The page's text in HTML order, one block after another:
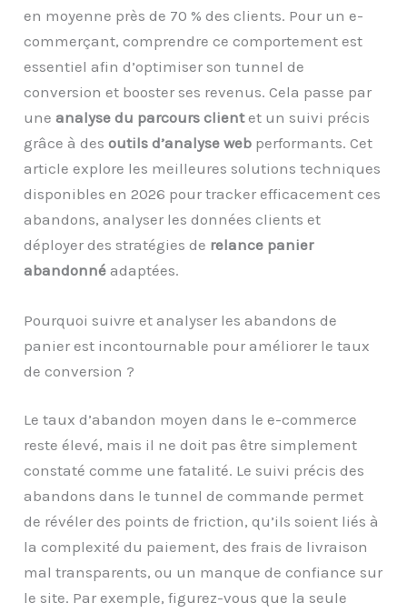
en moyenne près de 70 % des clients. Pour un e-
commerçant, comprendre ce comportement est
essentiel afin d’optimiser son tunnel de
conversion et booster ses revenus. Cela passe par
uneanalyse du parcours clientet un suivi précis
grâce à desoutils d’analyse web performants. Cet
article explore les meilleures solutions techniques
disponibles en 2026 pour tracker efficacement ces
abandons, analyser les données clients et
déployer des stratégies de relance panier
abandonné adaptées.
Pourquoi suivre et analyser les abandons de
panier est incontournable pour améliorer le taux
de conversion ?
Le taux d’abandon moyen dans le e-commerce
reste élevé, mais il ne doit pas être simplement
constaté comme une fatalité. Le suivi précis des
abandons dans le tunnel de commande permet
de révéler des points de friction, qu’ils soient liés à
la complexité du paiement, des frais de livraison
mal transparents, ou un manque de confiance sur
le site. Par exemple, figurez-vous que la seule